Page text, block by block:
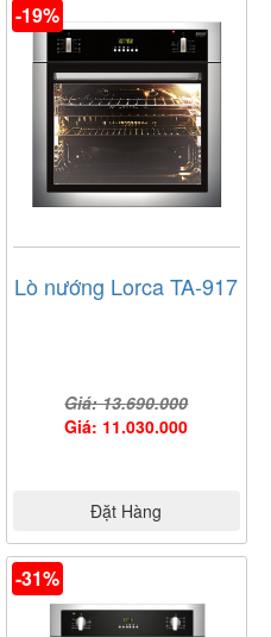
-19%
Lò nướng Lorca TA-917
Giá: 13.690.000
Giá: 11.030.000
Đặt Hàng
-31%